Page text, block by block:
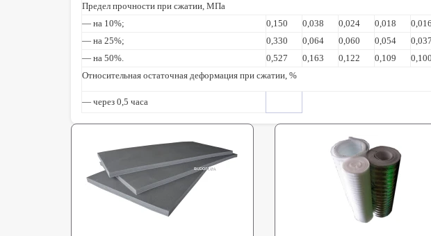
Предел прочности при сжатии, МПа
— на 10%;
0,150 0,038 0,024 0,018 0,016
— на 25%;
0,330 0,064 0,060 0,054 0,037
— на 50%.
0,527 0,163 0,122 0,109 0,100
Относительная остаточная деформация при сжатии, %
— через 0,5 часа